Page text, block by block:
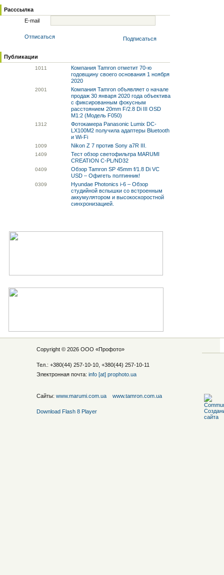
Расссылка
E-mail
Отписаться Подписаться
Публикации
1011
Компания Tamron отметит 70-ю
годовщину своего основания 1 ноября
2020
2001
Компания Tamron объявляет о начале
продаж 30 января 2020 года объектива
с фиксированным фокусным
расстоянием 20mm F/2.8 Di III OSD
M1:2 (Модель F050)
1312
Фотокамера Panasonic Lumix DC-
LX100M2 получила адаптеры Bluetooth
и Wi-Fi
1009 Nikon Z 7 против Sony a7R III.
1409
Тест обзор светофильтра MARUMI
CREATION C-PL/ND32
0409
Обзор Tamron SP 45mm f/1.8 Di VC
USD – Офигеть полтинник!
0309
Hyundae Photonics i-6 – Обзор
студийной вспышки со встроенным
аккумулятором и высокоскоростной
синхронизацией.
Copyright © 2026 ООО «Профото»
Тел.: +380(44) 257-10-10, +380(44) 257-10-11
Электронная почта: info [at] prophoto.ua
Сайты: www.marumi.com.ua www.tamron.com.ua
Download Flash 8 Player